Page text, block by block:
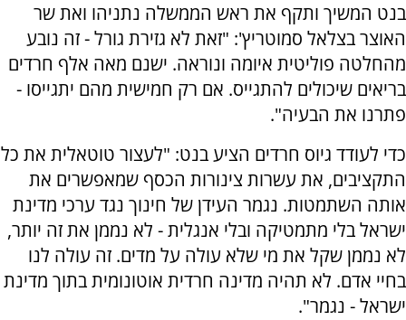
בנט המשיך ותקף את ראש הממשלה נתניהו ואת שר
האוצר בצלאל סמוטריץ': "זאת לא גזירת גורל - זה נובע
מהחלטה פוליטית איומה ונוראה. ישנם מאה אלף חרדים
בריאים שיכולים להתגייס. אם רק חמישית מהם יתגייסו -
פתרנו את הבעיה".
כדי לעודד גיוס חרדים הציע בנט: "לעצור טוטאלית את כל
התקציבים, את עשרות צינורות הכסף שמאפשרים את
אותה השתמטות. נגמר העידן של חינוך נגד ערכי מדינת
ישראל בלי מתמטיקה ובלי אנגלית - לא נממן את זה יותר,
לא נממן שקל את מי שלא עולה על מדים. זה עולה לנו
בחיי אדם. לא תהיה מדינה חרדית אוטונומית בתוך מדינת
ישראל - נגמר".